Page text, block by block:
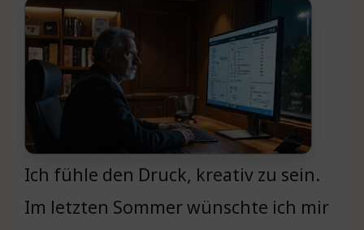
Ich fühle den Druck, kreativ zu sein.
Im letzten Sommer wünschte ich mir